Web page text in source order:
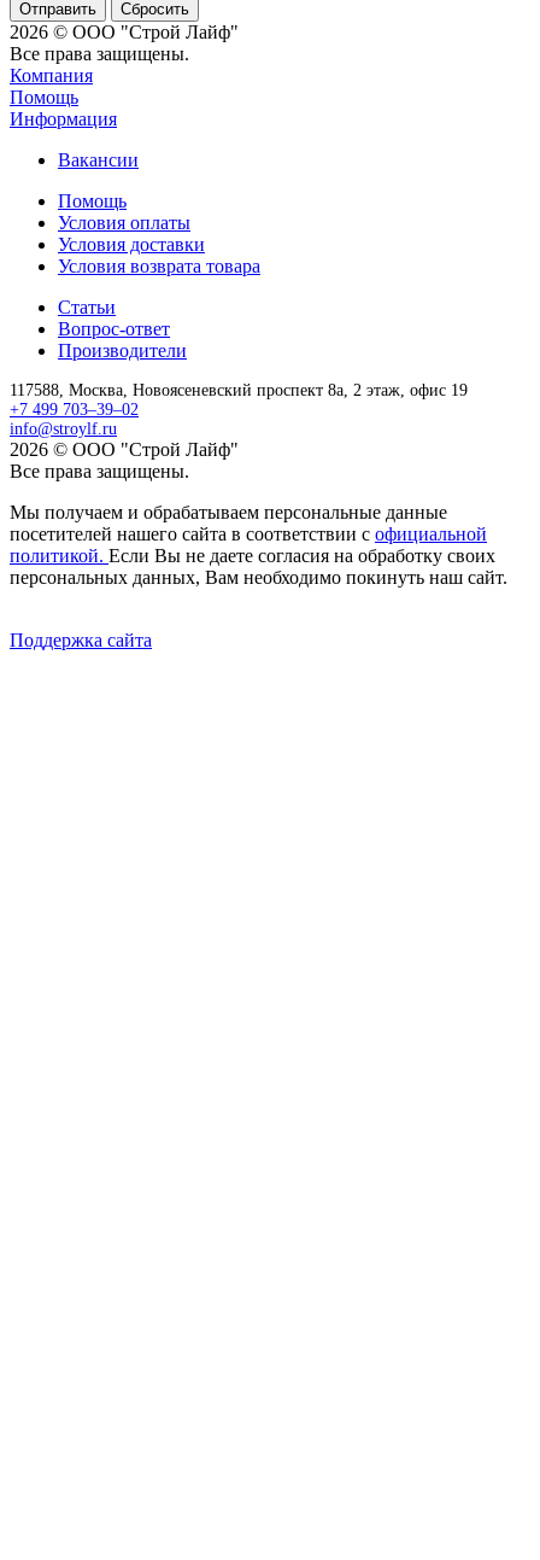
Сбросить
2026 © ООО "Строй Лайф"
Все права защищены.
Компания
Помощь
Информация
Вакансии
Помощь
Условия оплаты
Условия доставки
Условия возврата товара
Статьи
Вопрос-ответ
Производители
117588, Москва, Новоясеневский проспект 8а, 2 этаж, офис 19
+7 499 703–39–02
info@stroylf.ru
2026 © ООО "Строй Лайф"
Все права защищены.
Мы получаем и обрабатываем персональные данные
посетителей нашего сайта в соответствии с официальной
политикой. Если Вы не даете согласия на обработку своих
персональных данных, Вам необходимо покинуть наш сайт.
Поддержка сайта